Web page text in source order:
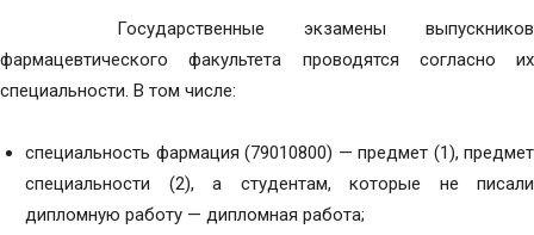
Государственные экзамены выпускников
фармацевтического факультета проводятся согласно их
специальности. В том числе:
специальность фармация (79010800) — предмет (1), предмет
специальности (2), а студентам, которые не писали
дипломную работу — дипломная работа;